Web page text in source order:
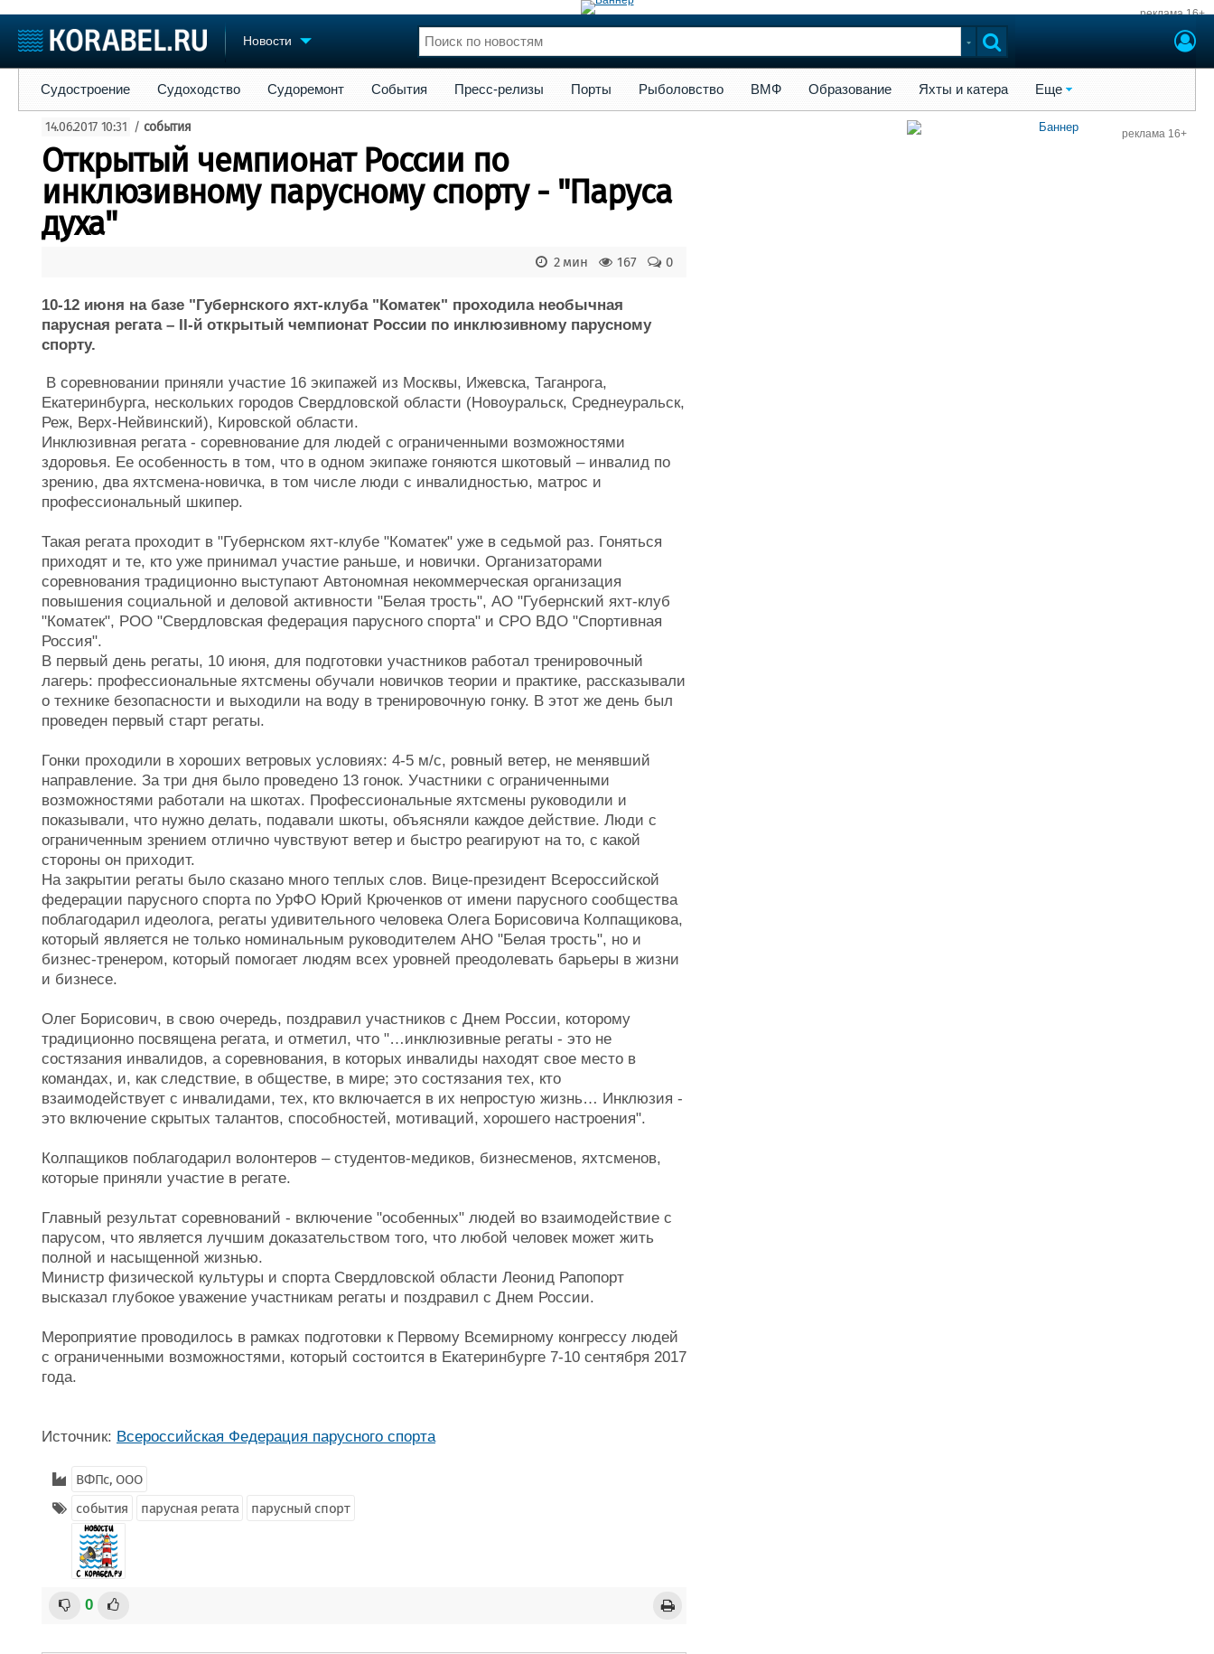
реклама 16+
Новости
Судостроение
Пульс
Новости
Репутация
Работа
Крюинг
Торговая площадка
Доска объявлений
Продажа флота
Изделия
Конференции
Личности
Флот
Отзывы
Все службы
Судостроение Судоходство Судоремонт События Пресс-релизы Порты Рыболовство ВМФ Образование Яхты и катера Еще
14.06.2017 10:31 / события
Открытый чемпионат России по
инклюзивному парусному спорту - "Паруса
духа"
0
167
2 мин
10-12 июня на базе "Губернского яхт-клуба "Коматек" проходила необычная
парусная регата – II-й открытый чемпионат России по инклюзивному парусному
спорту.
В соревновании приняли участие 16 экипажей из Москвы, Ижевска, Таганрога,
Екатеринбурга, нескольких городов Свердловской области (Новоуральск, Среднеуральск,
Реж, Верх-Нейвинский), Кировской области.
Инклюзивная регата - соревнование для людей с ограниченными возможностями
здоровья. Ее особенность в том, что в одном экипаже гоняются шкотовый – инвалид по
зрению, два яхтсмена-новичка, в том числе люди с инвалидностью, матрос и
профессиональный шкипер.
Такая регата проходит в "Губернском яхт-клубе "Коматек" уже в седьмой раз. Гоняться
приходят и те, кто уже принимал участие раньше, и новички. Организаторами
соревнования традиционно выступают Автономная некоммерческая организация
повышения социальной и деловой активности "Белая трость", АО "Губернский яхт-клуб
"Коматек", РОО "Свердловская федерация парусного спорта" и СРО ВДО "Спортивная
Россия".
В первый день регаты, 10 июня, для подготовки участников работал тренировочный
лагерь: профессиональные яхтсмены обучали новичков теории и практике, рассказывали
о технике безопасности и выходили на воду в тренировочную гонку. В этот же день был
проведен первый старт регаты.
Гонки проходили в хороших ветровых условиях: 4-5 м/с, ровный ветер, не менявший
направление. За три дня было проведено 13 гонок. Участники с ограниченными
возможностями работали на шкотах. Профессиональные яхтсмены руководили и
показывали, что нужно делать, подавали шкоты, объясняли каждое действие. Люди с
ограниченным зрением отлично чувствуют ветер и быстро реагируют на то, с какой
стороны он приходит.
На закрытии регаты было сказано много теплых слов. Вице-президент Всероссийской
федерации парусного спорта по УрФО Юрий Крюченков от имени парусного сообщества
поблагодарил идеолога, регаты удивительного человека Олега Борисовича Колпащикова,
который является не только номинальным руководителем АНО "Белая трость", но и
бизнес-тренером, который помогает людям всех уровней преодолевать барьеры в жизни
и бизнесе.
Олег Борисович, в свою очередь, поздравил участников с Днем России, которому
традиционно посвящена регата, и отметил, что "…инклюзивные регаты - это не
состязания инвалидов, а соревнования, в которых инвалиды находят свое место в
командах, и, как следствие, в обществе, в мире; это состязания тех, кто
взаимодействует с инвалидами, тех, кто включается в их непростую жизнь… Инклюзия -
это включение скрытых талантов, способностей, мотиваций, хорошего настроения".
Колпащиков поблагодарил волонтеров – студентов-медиков, бизнесменов, яхтсменов,
которые приняли участие в регате.
Главный результат соревнований - включение "особенных" людей во взаимодействие с
парусом, что является лучшим доказательством того, что любой человек может жить
полной и насыщенной жизнью.
Министр физической культуры и спорта Свердловской области Леонид Рапопорт
высказал глубокое уважение участникам регаты и поздравил с Днем России.
Мероприятие проводилось в рамках подготовки к Первому Всемирному конгрессу людей
с ограниченными возможностями, который состоится в Екатеринбурге 7-10 сентября 2017
года.
Источник: Всероссийская Федерация парусного спорта
ВФПс, ООО
события
парусная регата парусный спорт
0
реклама 16+